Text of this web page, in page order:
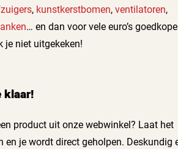
, kunstkerstbomen, ventilatoren,
… en dan voor vele euro’s
je niet uitgekeken!
klaar!
product uit onze webwinkel? Laat het
en je wordt direct geholpen. Deskundig